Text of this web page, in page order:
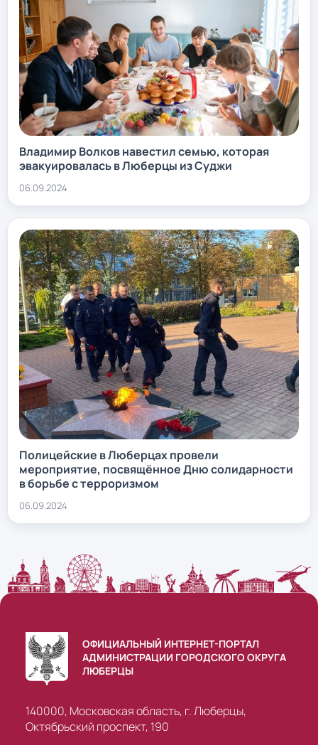
Владимир Волков навестил семью, которая
эвакуировалась в Люберцы из Суджи
06.09.2024
Полицейские в Люберцах провели
мероприятие, посвящённое Дню солидарности
в борьбе с терроризмом
06.09.2024
ОФИЦИАЛЬНЫЙ ИНТЕРНЕТ-ПОРТАЛ
АДМИНИСТРАЦИИ ГОРОДСКОГО ОКРУГА
ЛЮБЕРЦЫ
140000, Московская область, г. Люберцы,
Октябрьский проспект, 190